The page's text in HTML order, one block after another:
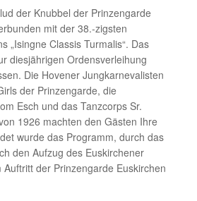
der Knubbel der Prinzengarde
mit der 38.-zigsten
„Isingne Classis Turmalis“. Das
diesjährigen Ordensverleihung
Die Hovener Jungkarnevalisten
der Prinzengarde, die
Esch und das Tanzcorps Sr.
1926 machten den Gästen Ihre
wurde das Programm, durch das
den Aufzug des Euskirchener
der Prinzengarde Euskirchen